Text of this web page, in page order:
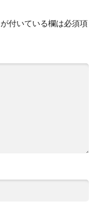
が付いている欄は必須項